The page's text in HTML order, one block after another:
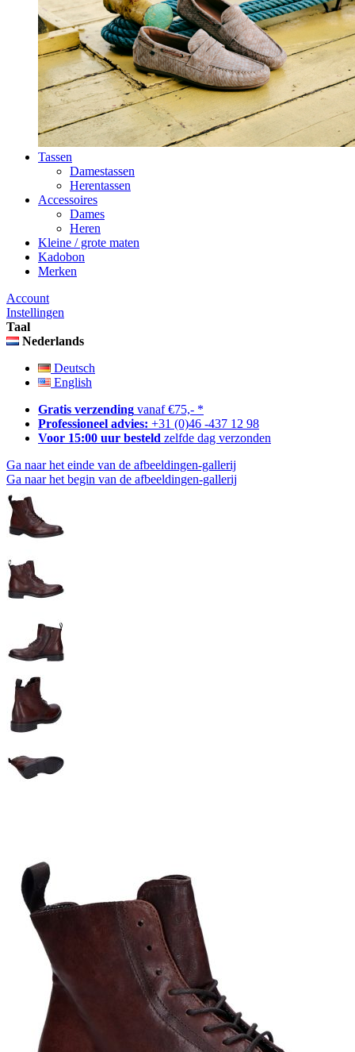
Tassen
Damestassen
Herentassen
Accessoires
Dames
Heren
Kleine / grote maten
Kadobon
Merken
Account
Instellingen
Taal
Nederlands
Deutsch
English
Gratis verzending vanaf €75,- *
Professioneel advies: +31 (0)46 -437 12 98
Voor 15:00 uur besteld zelfde dag verzonden
Ga naar het einde van de afbeeldingen-gallerij
Ga naar het begin van de afbeeldingen-gallerij